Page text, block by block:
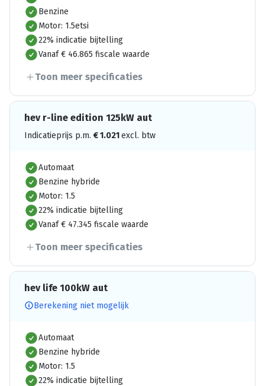
Benzine
Motor: 1.5etsi
22% indicatie bijtelling
Vanaf € 46.865 fiscale waarde
Toon meer specificaties
hev r-line edition 125kW aut
Indicatieprijs p.m. €1.021excl. btw
Automaat
Benzine hybride
Motor: 1.5
22% indicatie bijtelling
Vanaf € 47.345 fiscale waarde
Toon meer specificaties
hev life 100kW aut
Berekening niet mogelijk
Automaat
Benzine hybride
Motor: 1.5
22% indicatie bijtelling